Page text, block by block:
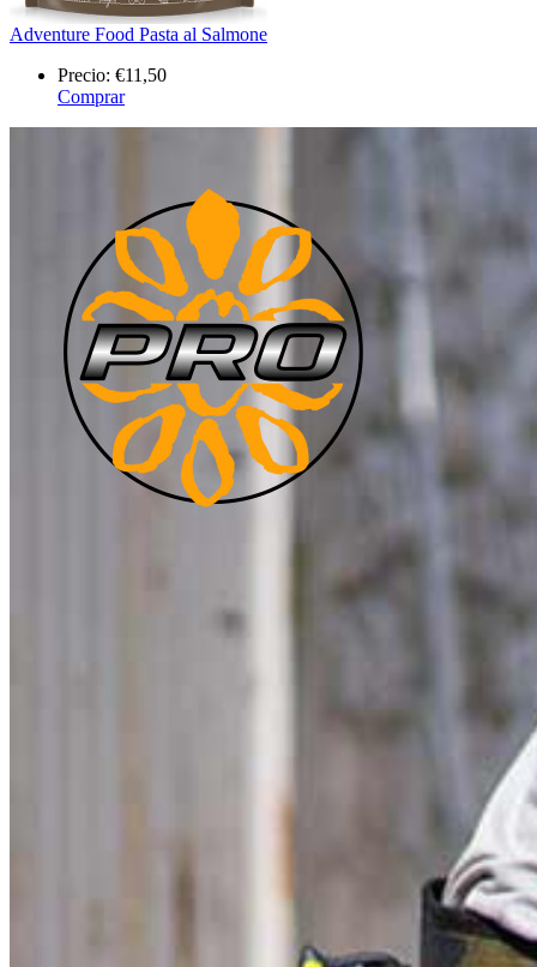
Adventure Food Pasta al Salmone
Precio: €11,50
Comprar